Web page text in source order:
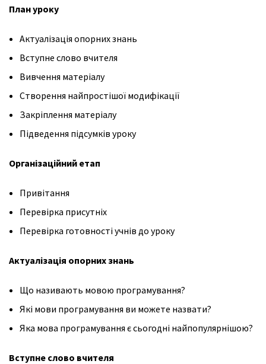
План уроку
Актуалізація опорних знань
Вступне слово вчителя
Вивчення матеріалу
Створення найпростішої модифікації
Закріплення матеріалу
Підведення підсумків уроку
Організаційний етап
Привітання
Перевірка присутніх
Перевірка готовності учнів до уроку
Актуалізація опорних знань
Що називають мовою програмування?
Які мови програмування ви можете назвати?
Яка мова програмування є сьогодні найпопулярнішою?
Вступне слово вчителя